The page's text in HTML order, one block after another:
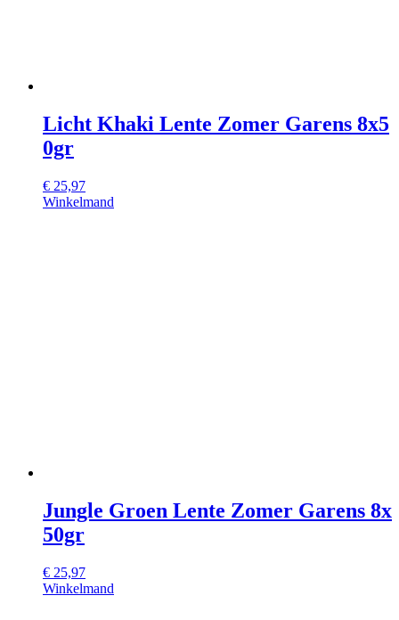
Licht Khaki Lente Zomer Garens 8x5
0gr
€ 25,97
Winkelmand
Jungle Groen Lente Zomer Garens 8x
50gr
€ 25,97
Winkelmand